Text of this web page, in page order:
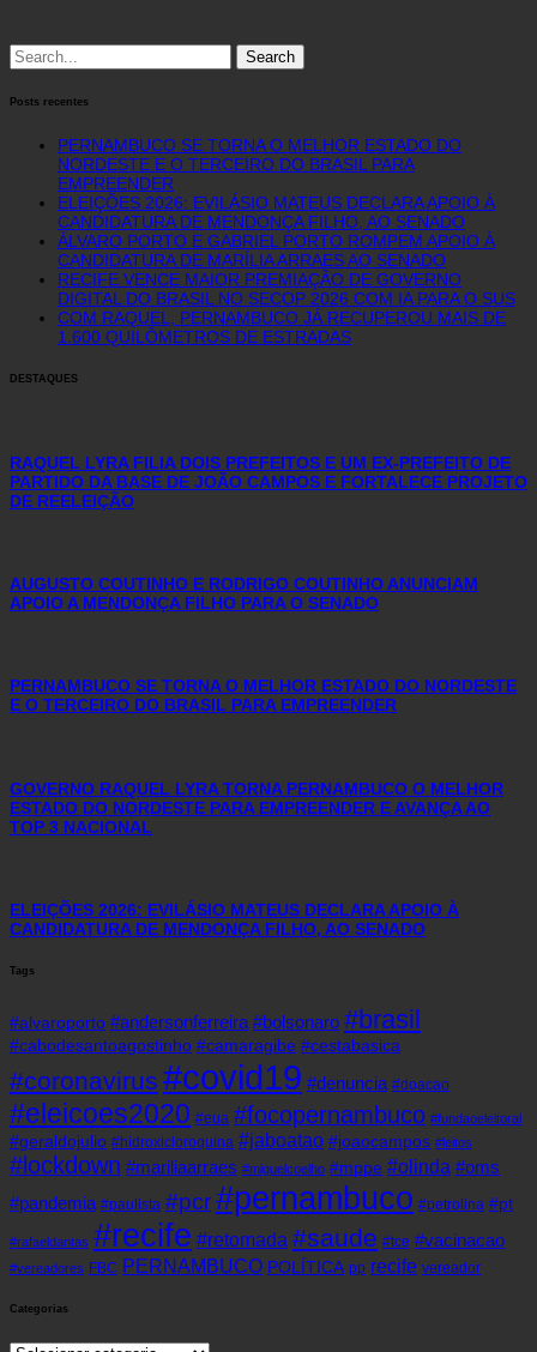
Search
for:
Posts recentes
PERNAMBUCO SE TORNA O MELHOR ESTADO DO
NORDESTE E O TERCEIRO DO BRASIL PARA
EMPREENDER
ELEIÇÕES 2026: EVILÁSIO MATEUS DECLARA APOIO À
CANDIDATURA DE MENDONÇA FILHO, AO SENADO
ÁLVARO PORTO E GABRIEL PORTO ROMPEM APOIO À
CANDIDATURA DE MARÍLIA ARRAES AO SENADO
RECIFE VENCE MAIOR PREMIAÇÃO DE GOVERNO
DIGITAL DO BRASIL NO SECOP 2026 COM IA PARA O SUS
COM RAQUEL, PERNAMBUCO JÁ RECUPEROU MAIS DE
1.600 QUILÔMETROS DE ESTRADAS
DESTAQUES
RAQUEL LYRA FILIA DOIS PREFEITOS E UM EX-PREFEITO DE
PARTIDO DA BASE DE JOÃO CAMPOS E FORTALECE PROJETO
DE REELEIÇÃO
AUGUSTO COUTINHO E RODRIGO COUTINHO ANUNCIAM
APOIO A MENDONÇA FILHO PARA O SENADO
PERNAMBUCO SE TORNA O MELHOR ESTADO DO NORDESTE
E O TERCEIRO DO BRASIL PARA EMPREENDER
GOVERNO RAQUEL LYRA TORNA PERNAMBUCO O MELHOR
ESTADO DO NORDESTE PARA EMPREENDER E AVANÇA AO
TOP 3 NACIONAL
ELEIÇÕES 2026: EVILÁSIO MATEUS DECLARA APOIO À
CANDIDATURA DE MENDONÇA FILHO, AO SENADO
Tags
#alvaroporto #andersonferreira #bolsonaro #brasil
#cabodesantoagostinho #camaragibe #cestabasica
#coronavirus #covid19 #denuncia #doacao
#eleicoes2020 #eua #focopernambuco #fundaoeleitoral
#geraldojulio #hidroxicloroquina #jaboatao #joaocampos #leitos
#lockdown #mariliaarraes #miguelcoelho #mppe #olinda #oms
#pandemia #paulista #pcr#pernambuco #petrolina #pt
#rafaeldantas #recife #retomada #saude #tce #vacinacao
#vereadores FBC PERNAMBUCO POLÍTICA pp recife vereador
Categorias